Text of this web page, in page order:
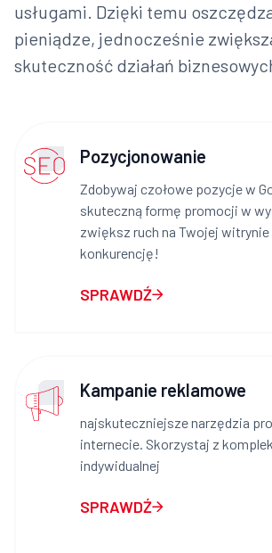
usługami. Dzięki temu
pieniądze, jednocześnie
skuteczność działań
Pozycjonowanie
Zdobywaj czołowe pozycje w
skuteczną formę promocji w
zwiększ ruch na Twojej
konkurencję!
SPRAWDŹ
Kampanie reklamowe
najskuteczniejsze narzędzia
internecie. Skorzystaj z
indywidualnej
SPRAWDŹ